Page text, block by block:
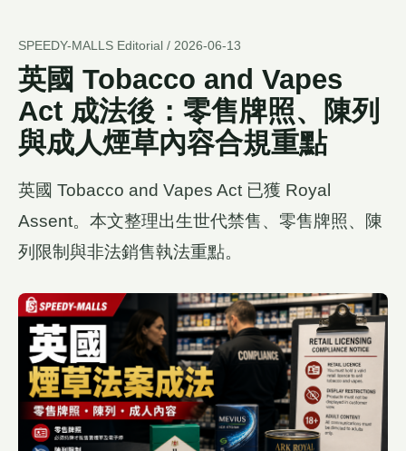
SPEEDY-MALLS Editorial / 2026-06-13
英國 Tobacco and Vapes
Act 成法後：零售牌照、陳列
與成人煙草內容合規重點
英國 Tobacco and Vapes Act 已獲 Royal
Assent。本文整理出生世代禁售、零售牌照、陳
列限制與非法銷售執法重點。